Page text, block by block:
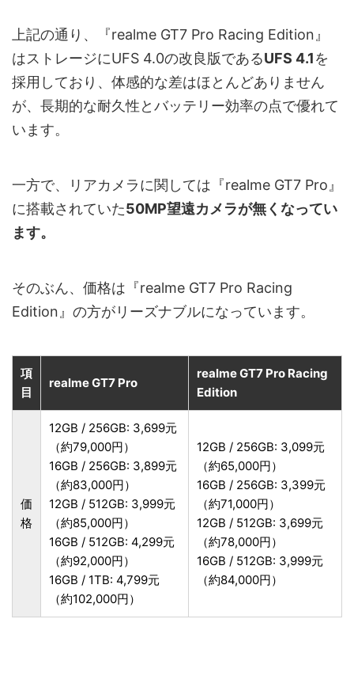
上記の通り、『realme GT7 Pro Racing Edition』
はストレージにUFS 4.0の改良版であるUFS 4.1を
採用しており、体感的な差はほとんどありません
が、長期的な耐久性とバッテリー効率の点で優れて
います。
一方で、リアカメラに関しては『realme GT7 Pro』
に搭載されていた50MP望遠カメラが無くなってい
ます。
そのぶん、価格は『realme GT7 Pro Racing
Edition』の方がリーズナブルになっています。
項
目
realme GT7 Pro
realme GT7 Pro Racing
Edition
価
格
12GB / 256GB: 3,699元
（約79,000円）
16GB / 256GB: 3,899元
（約83,000円）
12GB / 512GB: 3,999元
（約85,000円）
16GB / 512GB: 4,299元
（約92,000円）
16GB / 1TB: 4,799元
（約102,000円）
12GB / 256GB: 3,099元
（約65,000円）
16GB / 256GB: 3,399元
（約71,000円）
12GB / 512GB: 3,699元
（約78,000円）
16GB / 512GB: 3,999元
（約84,000円）